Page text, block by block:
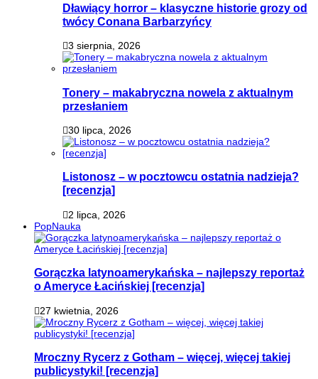
Dławiący horror – klasyczne historie grozy od
twócy Conana Barbarzyńcy
3 sierpnia, 2026
Tonery – makabryczna nowela z aktualnym
przesłaniem
30 lipca, 2026
Listonosz – w pocztowcu ostatnia nadzieja?
[recenzja]
2 lipca, 2026
PopNauka
Gorączka latynoamerykańska – najlepszy reportaż
o Ameryce Łacińskiej [recenzja]
27 kwietnia, 2026
Mroczny Rycerz z Gotham – więcej, więcej takiej
publicystyki! [recenzja]